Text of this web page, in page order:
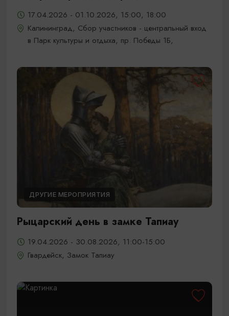
17.04.2026 - 01.10.2026, 15:00, 18:00
Калининград, Сбор участников - центральный вход
в Парк культуры и отдыха, пр. Победы 1Б,
ДРУГИЕ МЕРОПРИЯТИЯ
Рыцарский день в замке Тапиау
19.04.2026 - 30.08.2026, 11:00-15:00
Гвардейск, Замок Тапиау